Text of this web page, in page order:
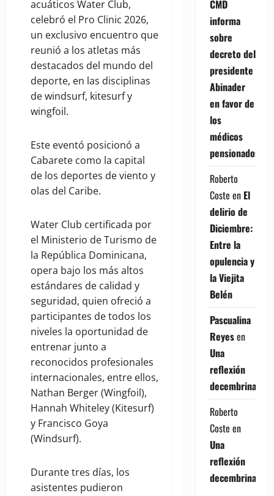
acuáticos Water Club,
celebró el Pro Clinic 2026,
un exclusivo encuentro que
reunió a los atletas más
destacados del mundo del
deporte, en las disciplinas
de windsurf, kitesurf y
wingfoil.
Este eventó posicionó a
Cabarete como la capital
de los deportes de viento y
olas del Caribe.
Water Club certificada por
el Ministerio de Turismo de
la República Dominicana,
opera bajo los más altos
estándares de calidad y
seguridad, quien ofreció a
participantes de todos los
niveles la oportunidad de
entrenar junto a
reconocidos profesionales
internacionales, entre ellos,
Nathan Berger (Wingfoil),
Hannah Whiteley (Kitesurf)
y Francisco Goya
(Windsurf).
Durante tres días, los
asistentes pudieron
CMD
informa
sobre
decreto del
presidente
Abinader
en favor de
los
médicos
pensionados
Roberto
Coste en El
delirio de
Diciembre:
Entre la
opulencia y
la Viejita
Belén
Pascualina
Reyesen
Una
reflexión
decembrina
Roberto
Coste en
Una
reflexión
decembrina